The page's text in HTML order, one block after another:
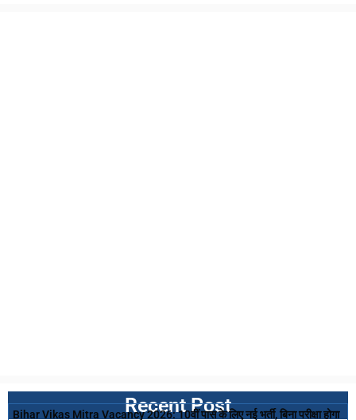
Recent Post
Bihar Vikas Mitra Vacancy 2026: 10वीं पास के लिए नई भर्ती, बिना परीक्षा होगा